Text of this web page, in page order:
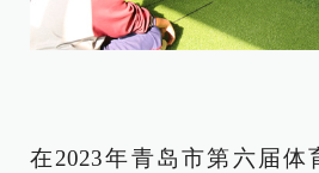
在2023年青岛市第六届体